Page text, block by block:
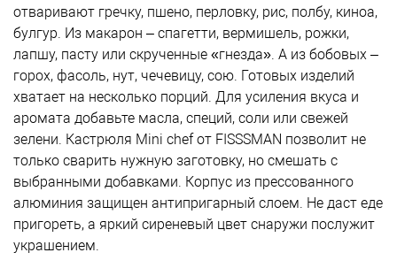
отваривают гречку, пшено, перловку, рис, полбу, киноа,
булгур. Из макарон – спагетти, вермишель, рожки,
лапшу, пасту или скрученные «гнезда». А из бобовых –
горох, фасоль, нут, чечевицу, сою. Готовых изделий
хватает на несколько порций. Для усиления вкуса и
аромата добавьте масла, специй, соли или свежей
зелени. Кастрюля Mini chef от FISSSMAN позволит не
только сварить нужную заготовку, но смешать с
выбранными добавками. Корпус из прессованного
алюминия защищен антипригарный слоем. Не даст еде
пригореть, а яркий сиреневый цвет снаружи послужит
украшением.